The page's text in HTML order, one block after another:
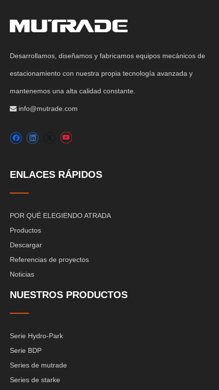
Desarrollamos, diseñamos y fabricamos equipos mecánicos de
estacionamiento con nuestra propia tecnología avanzada y
mantenemos una alta calidad constante.
 info@mutrade.com
ENLACES RÁPIDOS
POR QUÉ ELEGIENDO ATRADA
Productos
Descargar
Referencias de proyectos
Noticias
NUESTROS PRODUCTOS
Serie Hydro-Park
Serie BDP
Series de mutrade
Series de starke